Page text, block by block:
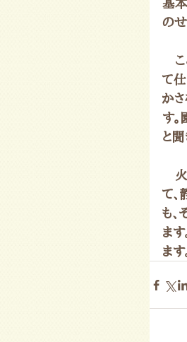
基
のせ
こ
て
か
す
と聞
火
て、
も
ま
ます